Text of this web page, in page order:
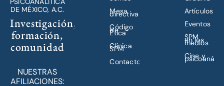
DE MÉXICO, A.C.
Investigación,
formación,
comunidad
NUESTRAS
AFILIACIONES:
Mesa
directiva
Código
de
Ética
Clínica
SPM
Contacto
Artículos
Eventos
SPM
en los
medios
Cine y